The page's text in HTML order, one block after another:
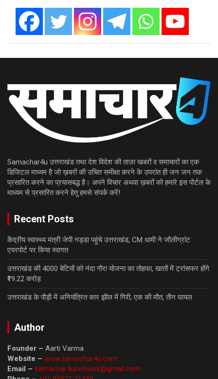
Samachar4u उत्तराखंड तथा देश विदेश की ताज़ा खबरों व समाचारों का एक
डिजिटल माध्यम है जो ख़बरों की उचित समीक्षा करने के उपरांत ही जन जन तक
प्रसारित करने का प्रयासबद्ध है। अपने विचार अथवा ख़बरों को हमारे इस पोर्टल के
माध्यम से प्रसारित करने हेतु हमसे संपर्क करें!
Recent Posts
केंद्रीय स्वास्थ्य मंत्री जेपी नड्डा पहुंचे उत्तराखंड, CM धामी ने जौलीग्रांट
एयरपोर्ट पर किया स्वागत
उत्तराखंड की 4000 बेटियों को नंदा गौरा योजना का तोहफा, खातों में ट्रांसफर होंगे
₹19.22 करोड़
उत्तराखंड के पौड़ी में अनियंत्रित कार झील में गिरी, एक की मौत, तीन घायल
Author
Founder – Aarti Varma
Website – www.samachar4u.com
Email – samachar4unetwork@gmail.com